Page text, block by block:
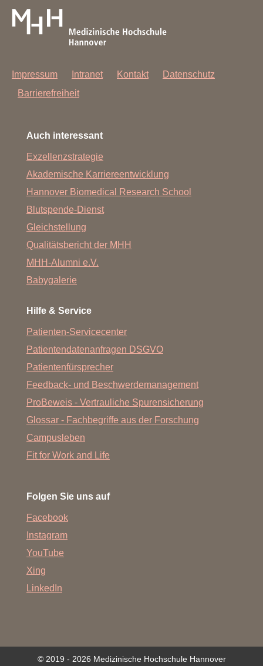
Impressum Intranet Kontakt
Datenschutz
Barrierefreiheit
Auch interessant
Exzellenzstrategie
Akademische Karriereentwicklung
Hannover Biomedical Research School
Blutspende-Dienst
Gleichstellung
Qualitätsbericht der MHH
MHH-Alumni e.V.
Babygalerie
Hilfe & Service
Patienten-Servicecenter
Patientendatenanfragen DSGVO
Patientenfürsprecher
Feedback- und Beschwerdemanagement
ProBeweis - Vertrauliche Spurensicherung
Glossar - Fachbegriffe aus der Forschung
Campusleben
Fit for Work and Life
Folgen Sie uns auf
Facebook
Instagram
YouTube
Xing
LinkedIn
© 2019 - 2026 Medizinische Hochschule Hannover